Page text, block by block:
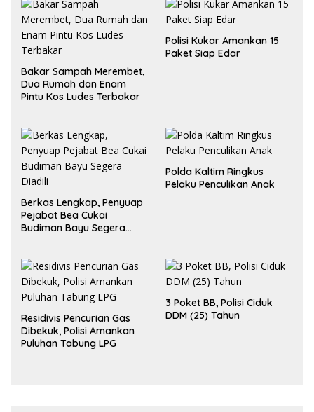
Bakar Sampah Merembet,
Dua Rumah dan Enam
Pintu Kos Ludes Terbakar
Polisi Kukar Amankan 15
Paket Siap Edar
Berkas Lengkap, Penyuap
Pejabat Bea Cukai
Budiman Bayu Segera
Polda Kaltim Ringkus
Pelaku Penculikan Anak
Residivis Pencurian Gas
Dibekuk, Polisi Amankan
Puluhan Tabung LPG
3 Poket BB, Polisi Ciduk
DDM (25) Tahun